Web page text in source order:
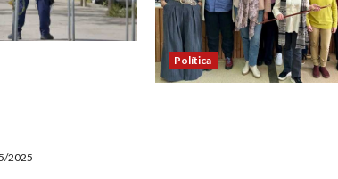
2025
Política